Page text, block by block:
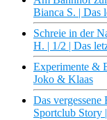
Bianca S. | Das
Schreie in der
H. | 1/2 | Das
Experimente &
Joko & Klaas
Das
Sportclub